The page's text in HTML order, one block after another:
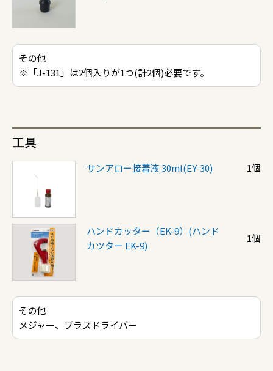
その他
※「J-131」は2個入りが1つ(計2個)必要です。
工具
サンアロー接着液 30ml(EY-30) 1個
ハンドカッター（EK-9）(ハンド
カツター EK-9)
1個
その他
メジャー、プラスドライバー